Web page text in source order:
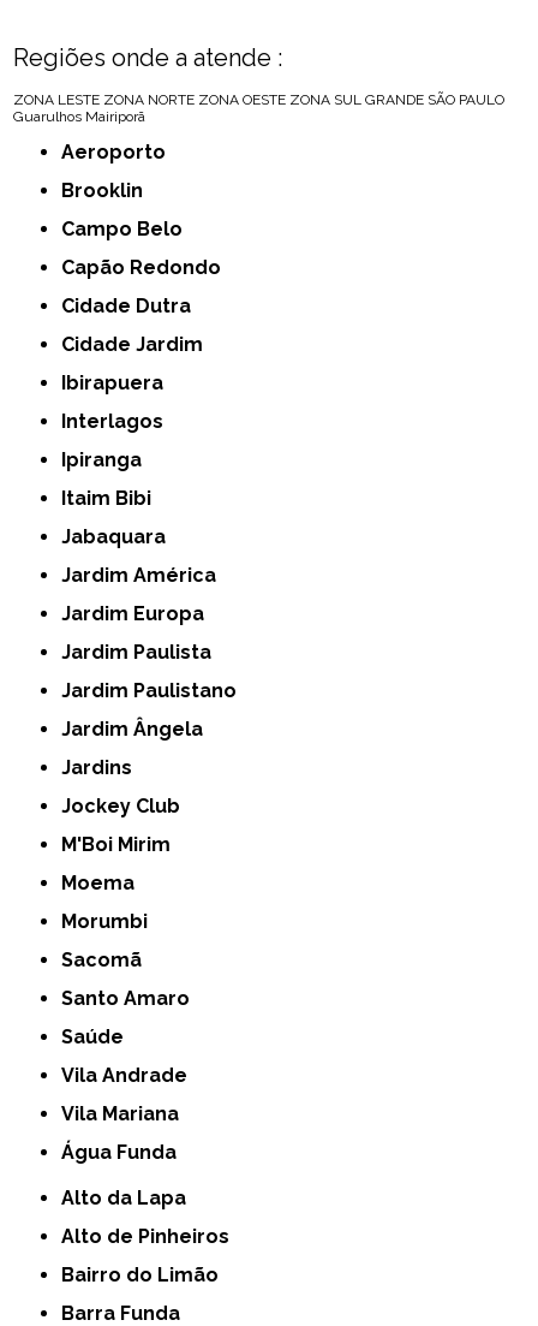
Regiões onde a atende :
ZONA LESTE ZONA NORTE ZONA OESTE ZONA SUL GRANDE SÃO PAULO
Guarulhos Mairiporã
Aeroporto
Brooklin
Campo Belo
Capão Redondo
Cidade Dutra
Cidade Jardim
Ibirapuera
Interlagos
Ipiranga
Itaim Bibi
Jabaquara
Jardim América
Jardim Europa
Jardim Paulista
Jardim Paulistano
Jardim Ângela
Jardins
Jockey Club
M'Boi Mirim
Moema
Morumbi
Sacomã
Santo Amaro
Saúde
Vila Andrade
Vila Mariana
Água Funda
Alto da Lapa
Alto de Pinheiros
Bairro do Limão
Barra Funda